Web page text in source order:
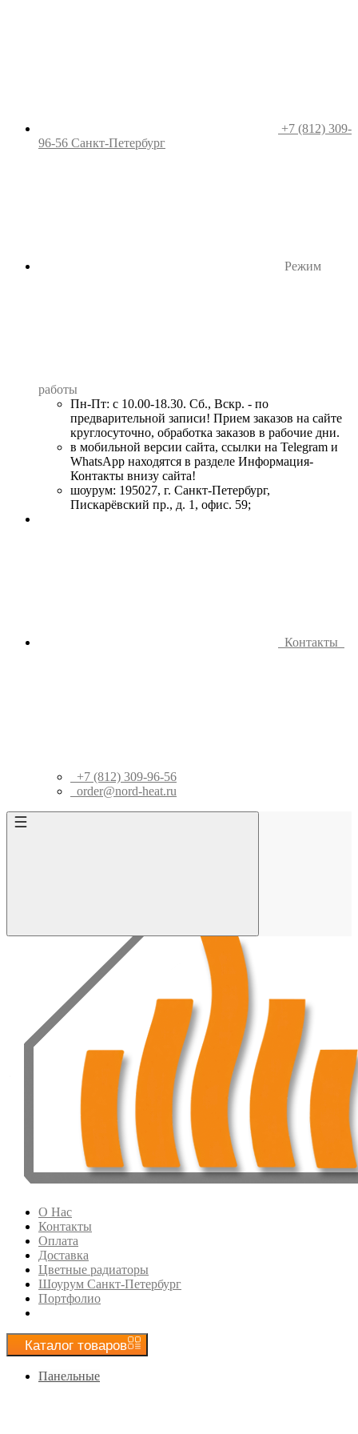
+7 (812) 309-
96-56 Санкт-Петербург
Режим
работы
Пн-Пт: с 10.00-18.30. Сб., Вскр. - по
предварительной записи! Прием заказов на сайте
круглосуточно, обработка заказов в рабочие дни.
в мобильной версии сайта, ссылки на Telegram и
WhatsApp находятся в разделе Информация-
Контакты внизу сайта!
шоурум: 195027, г. Санкт-Петербург,
Пискарёвский пр., д. 1, офис. 59;
Контакты
+7 (812) 309-96-56
order@nord-heat.ru
О Нас
Контакты
Оплата
Доставка
Цветные радиаторы
Шоурум Санкт-Петербург
Портфолио
Каталог товаров
Панельные